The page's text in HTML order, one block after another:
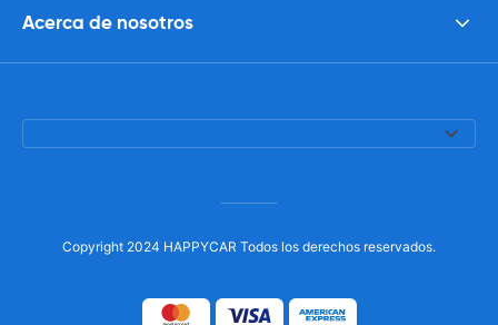
Acerca de nosotros
Copyright 2024 HAPPYCAR Todos los derechos reservados.